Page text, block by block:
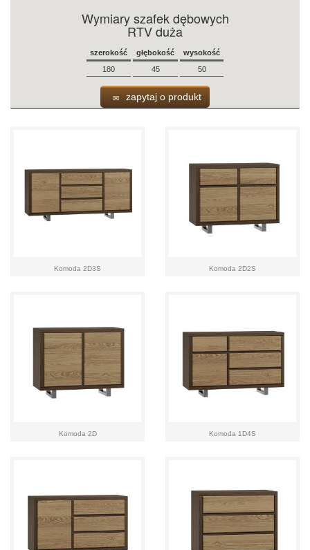
Wymiary szafek dębowych
RTV duża
szerokość głębokość
wysokość
180
45 50
zapytaj o produkt
Komoda 2D3S Komoda 2D2S
Komoda 2D Komoda 1D4S